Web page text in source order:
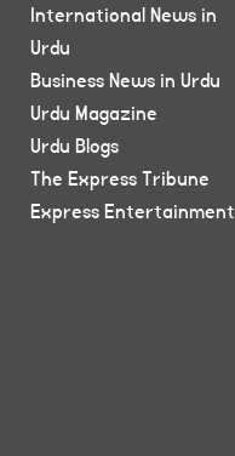
International News in
Urdu
Business News in Urdu
Urdu Magazine
Urdu Blogs
The Express Tribune
Express Entertainment